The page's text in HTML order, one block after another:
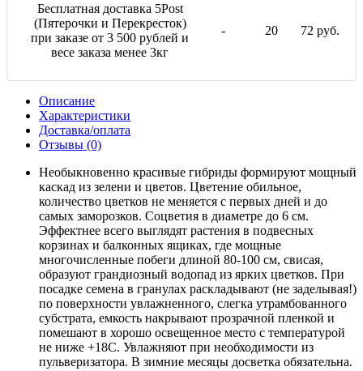
Бесплатная доставка 5Post
(Пятерочки и Перекресток)
при заказе от 3 500 рублей и
весе заказа менее 3кг
- 20 72 руб.
Описание
Характеристики
Доставка/оплата
Отзывы (0)
Необыкновенно красивые гибриды формируют мощный
каскад из зелени и цветов. Цветение обильное,
количество цветков не меняется с первых дней и до
самых заморозков. Соцветия в диаметре до 6 см.
Эффектнее всего выглядят растения в подвесных
корзинах и балконных ящиках, где мощные
многочисленные побеги длиной 80-100 см, свисая,
образуют грандиозный водопад из ярких цветков. При
посадке семена в гранулах раскладывают (не заделывая!)
по поверхности увлажненного, слегка утрамбованного
субстрата, емкость накрывают прозрачной пленкой и
помешают в хорошо освещенное место с температурой
не ниже +18С. Увлажняют при необходимости из
пульверизатора. В зимние месяцы досветка обязательна.